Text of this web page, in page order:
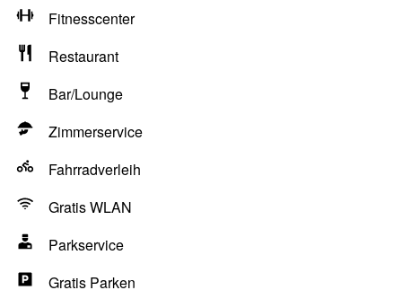
Fitnesscenter
Restaurant
Bar/Lounge
Zimmerservice
Fahrradverleih
Gratis WLAN
Parkservice
Gratis Parken